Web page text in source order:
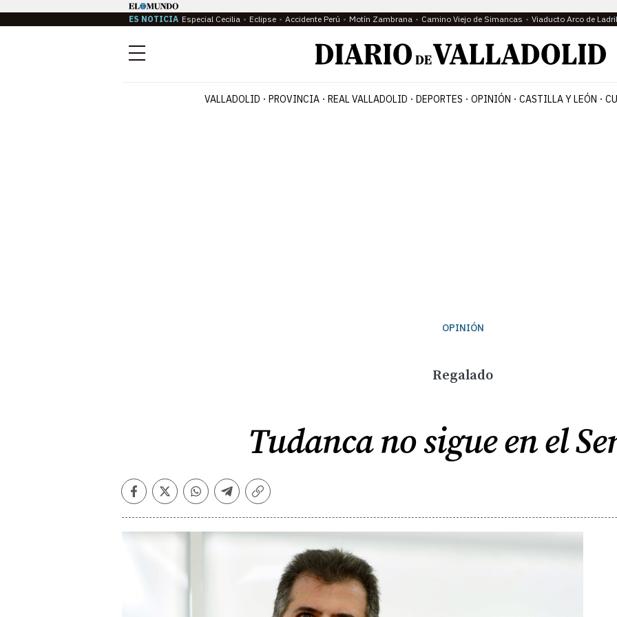
ES NOTICIA Especial Cecilia Eclipse Accidente Perú Motín Zambrana Camino Viejo de Simancas Viaducto Arco de
Menú
VALLADOLID PROVINCIA REAL VALLADOLID DEPORTES OPINIÓN CASTILLA Y LEÓN
OPINIÓN
Regalado
Tudanca no sigue en el
Facebook
TwitterWhatsapp
Telegram
Copiar